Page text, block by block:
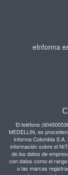
eInforma
El teléfono
MEDELLIN, es
Informa Colombia
información sobre el NIT,
de los datos de
con datos como el
o las marcas registradas de